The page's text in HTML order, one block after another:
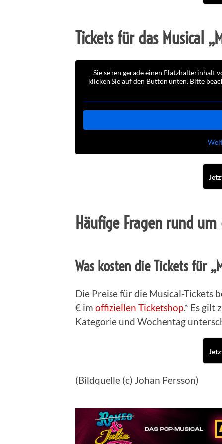
Tickets für das Musical
Sie sehen gerade einen Platzhalterinhalt
klicken Sie auf den Button unten. Bitte
Häufige Fragen rund
Was kosten die Tickets für
Die Preise für die Musical-Tickets
€ im offiziellen Ticketshop.* Es gilt
Kategorie und Wochentag
(Bildquelle (c) Johan Persson)